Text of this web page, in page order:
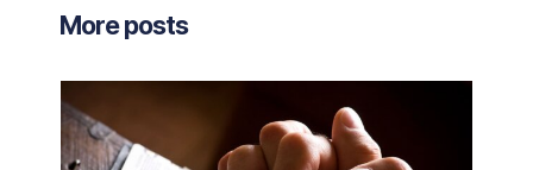
More posts